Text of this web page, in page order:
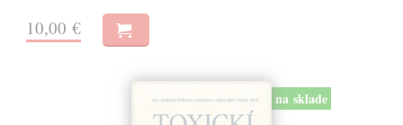
10,00 €
na sklade